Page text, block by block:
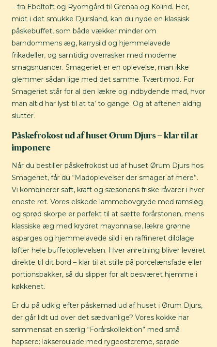
– fra Ebeltoft og Ryomgård til Grenaa og Kolind. Her,
midt i det smukke Djursland, kan du nyde en klassisk
påskebuffet, som både vækker minder om
barndommens æg, karrysild og hjemmelavede
frikadeller, og samtidig overrasker med moderne
smagsnuancer. Smageriet er en oplevelse, man ikke
glemmer sådan lige med det samme. Tværtimod. For
Smageriet står for al den lækre og indbydende mad, hvor
man altid har lyst til at ta’ to gange. Og at aftenen aldrig
slutter.
Påskefrokost ud af huset Ørum Djurs – klar til at
imponere
Når du bestiller påskefrokost ud af huset Ørum Djurs hos
Smageriet, får du “Madoplevelser der smager af mere”.
Vi kombinerer saft, kraft og sæsonens friske råvarer i hver
eneste ret. Vores elskede lammebovgryde med ramsløg
og sprød skorpe er perfekt til at sætte forårstonen, mens
klassiske æg med krydret mayonnaise, lækre grønne
asparges og hjemmelavede sild i en raffineret dildlage
løfter hele buffetoplevelsen. Hver anretning bliver leveret
direkte til dit bord – klar til at stille på porcelænsfade eller
portionsbakker, så du slipper for alt besværet hjemme i
køkkenet.
Er du på udkig efter påskemad ud af huset i Ørum Djurs,
der går lidt ud over det sædvanlige? Vores kokke har
sammensat en særlig “Forårskollektion” med små
hapsere: lakseroulade med rygeostcreme, sprøde